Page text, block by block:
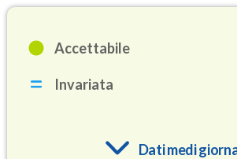
Accettabile
Invariata
Dati medi